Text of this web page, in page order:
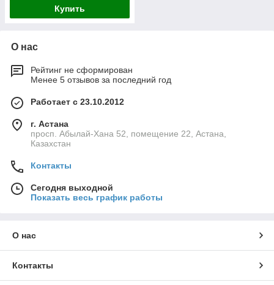
Купить
О нас
Рейтинг не сформирован
Менее 5 отзывов за последний год
Работает с 23.10.2012
г. Астана
просп. Абылай-Хана 52, помещение 22, Астана,
Казахстан
Контакты
Сегодня выходной
Показать весь график работы
О нас
Контакты